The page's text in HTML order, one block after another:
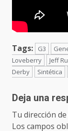
Tags: G3
Loveberry
Jeff
Derby
Sintética
Deja una
Tu dirección
Los campos